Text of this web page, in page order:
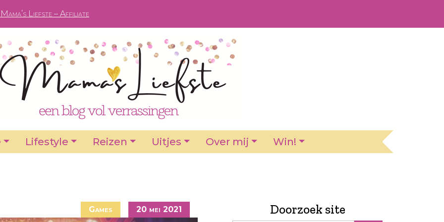
Liefste – Affiliate
Lifestyle Reizen Uitjes Over mij Win!
Games 20 mei 2021 Doorzoek site